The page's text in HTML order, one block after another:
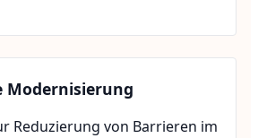
Modernisierung
Reduzierung von Barrieren im